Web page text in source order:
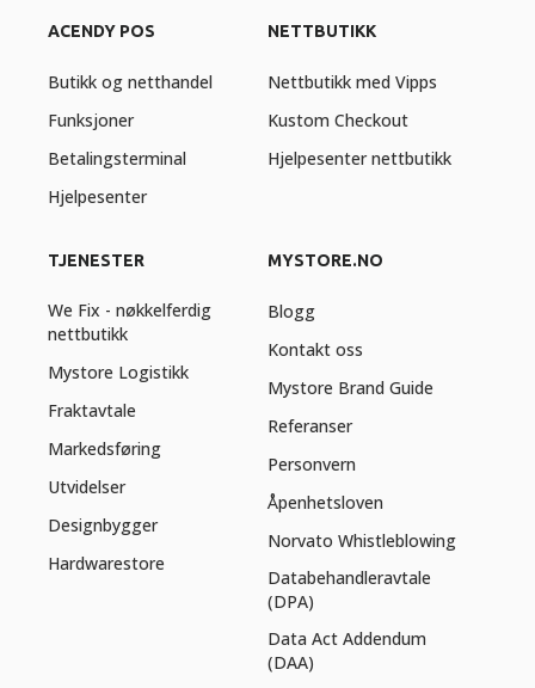
ACENDY POS
Butikk og netthandel
Funksjoner
Betalingsterminal
Hjelpesenter
NETTBUTIKK
Nettbutikk med Vipps
Kustom Checkout
Hjelpesenter nettbutikk
TJENESTER
We Fix - nøkkelferdig
nettbutikk
Mystore Logistikk
Fraktavtale
Markedsføring
Utvidelser
Designbygger
Hardwarestore
MYSTORE.NO
Blogg
Kontakt oss
Mystore Brand Guide
Referanser
Personvern
Åpenhetsloven
Norvato Whistleblowing
Databehandleravtale
(DPA)
Data Act Addendum
(DAA)